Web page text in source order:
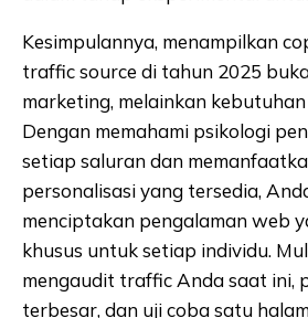
Kesimpulannya, menampilkan
traffic source di tahun 2025
marketing, melainkan
Dengan memahami psikologi
setiap saluran dan
personalisasi yang tersedia,
menciptakan pengalaman web
khusus untuk setiap individu.
mengaudit traffic Anda saat ini,
terbesar, dan uji coba satu